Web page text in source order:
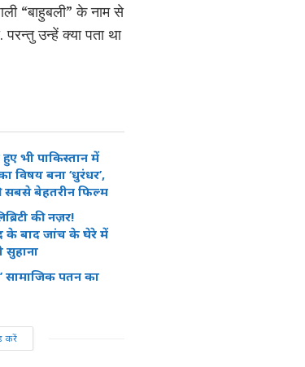
“बाहुबली” के नाम से
उन्हें क्या पता था
हुए भी पाकिस्तान में
विषय बना ‘धुरंधर’,
बेहतरीन फिल्म
की नज़र!
के बाद जांच के घेरे में
सामाजिक पतन का
करें